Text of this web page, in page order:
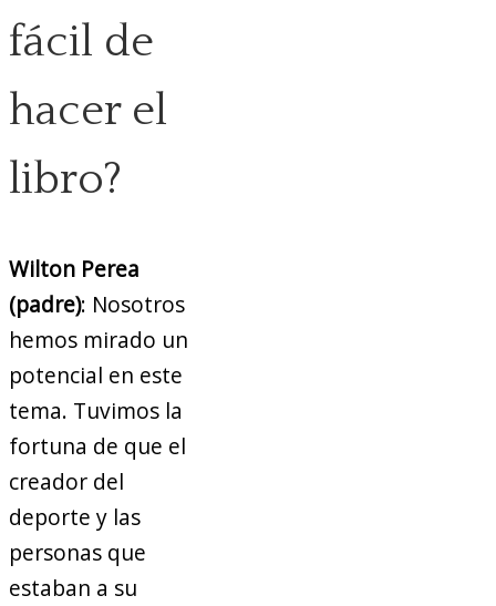
fácil de
hacer el
libro?
Wilton Perea
(padre): Nosotros
hemos mirado un
potencial en este
tema. Tuvimos la
fortuna de que el
creador del
deporte y las
personas que
estaban a su